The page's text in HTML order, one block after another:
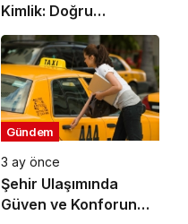
Kimlik: Doğru
Seçimlerle Yaşam
Alanı Tasarlamak
Gündem
3 ay önce
Şehir Ulaşımında
Güven ve Konforun